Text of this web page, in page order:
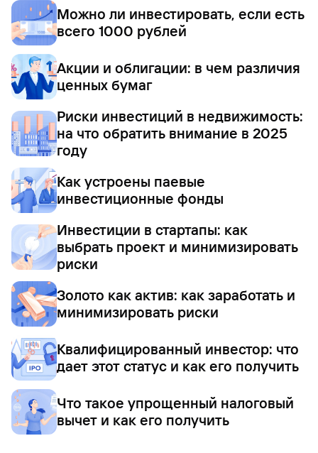
Можно ли инвестировать, если есть
всего 1000 рублей
Акции и облигации: в чем различия
ценных бумаг
Риски инвестиций в недвижимость:
на что обратить внимание в 2025
году
Как устроены паевые
инвестиционные фонды
Инвестиции в стартапы: как
выбрать проект и минимизировать
риски
Золото как актив: как заработать и
минимизировать риски
Квалифицированный инвестор: что
дает этот статус и как его получить
Что такое упрощенный налоговый
вычет и как его получить